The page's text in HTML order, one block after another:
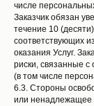
числе
Заказчик обязан
течение 10
соответствующих
оказания Услуг.
риски, связанные с
(в том числе
6.3. Стороны
или ненадлежащее